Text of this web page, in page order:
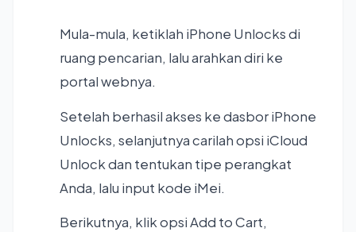
Mula-mula, ketiklah iPhone Unlocks di
ruang pencarian, lalu arahkan diri ke
portal webnya.
Setelah berhasil akses ke dasbor iPhone
Unlocks, selanjutnya carilah opsi iCloud
Unlock dan tentukan tipe perangkat
Anda, lalu input kode iMei.
Berikutnya, klik opsi Add to Cart,